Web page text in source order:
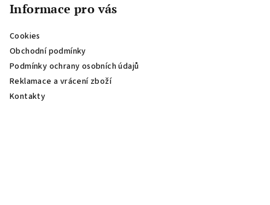
Informace pro vás
Cookies
Obchodní podmínky
Podmínky ochrany osobních údajů
Reklamace a vrácení zboží
Kontakty